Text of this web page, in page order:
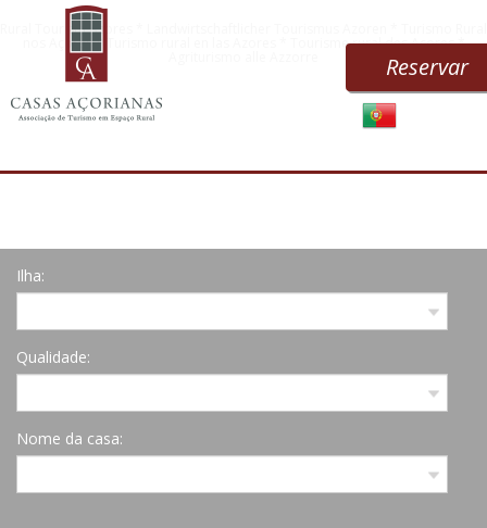
Reservar
Rural Tourism Azores * Landwirtschaftlicher Tourismus Azoren * Turismo Rural
nos Açores * Turismo rural en las Azores * Tourisme rural des Açores *
Ilha:
Qualidade:
Nome da casa: